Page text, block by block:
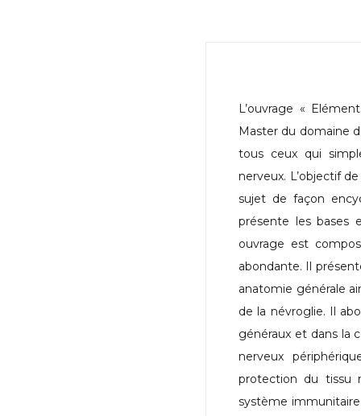
L’ouvrage «
Master du domaine
tous ceux qui
nerveux. L’objectif
sujet de façon
présente les bases
ouvrage est
abondante. Il
anatomie générale
de la névroglie. Il
généraux et dans la
nerveux
protection du tissu
système